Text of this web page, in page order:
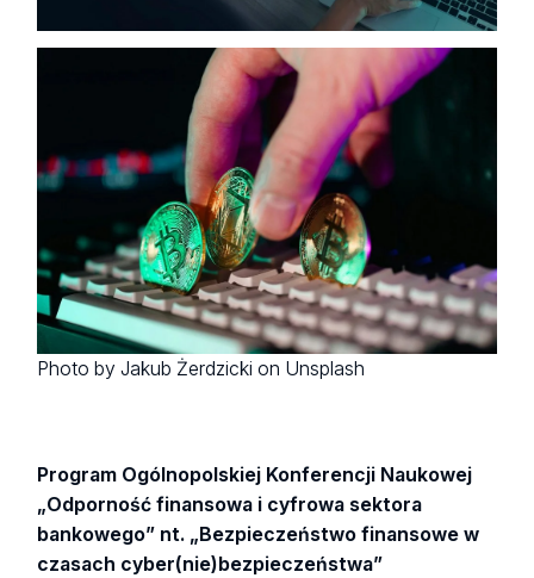
Photo by Jakub Żerdzicki on Unsplash
Program Ogólnopolskiej Konferencji Naukowej
„Odporność finansowa i cyfrowa sektora
bankowego” nt. „Bezpieczeństwo finansowe w
czasach cyber(nie)bezpieczeństwa”